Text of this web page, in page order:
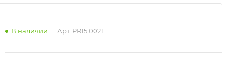
В наличии Арт. PR15.0021